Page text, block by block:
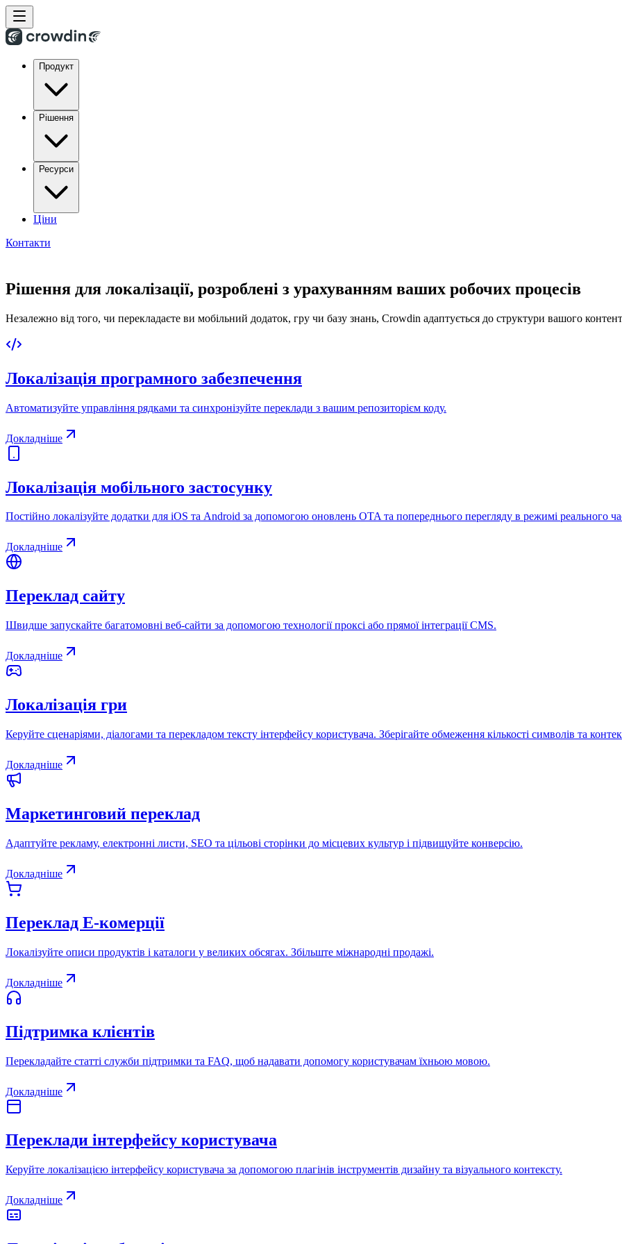
Продукт
Рішення
Ресурси
Ціни
Контакти
Рішення для локалізації, розроблені з урахуванням ваших робочих процесів
Незалежно від того, чи перекладаєте ви мобільний додаток, гру чи базу знань, Crowdin адаптується до структури вашого
Локалізація програмного забезпечення
Автоматизуйте управління рядками та синхронізуйте переклади з вашим репозиторієм коду.
Докладніше
Локалізація мобільного застосунку
Постійно локалізуйте додатки для iOS та Android за допомогою оновлень OTA та попереднього перегляду в режимі реального
Докладніше
Переклад сайту
Швидше запускайте багатомовні веб-сайти за допомогою технології проксі або прямої інтеграції CMS.
Докладніше
Локалізація гри
Керуйте сценаріями, діалогами та перекладом тексту інтерфейсу користувача. Зберігайте обмеження кількості символів та
Докладніше
Маркетинговий переклад
Адаптуйте рекламу, електронні листи, SEO та цільові сторінки до місцевих культур і підвищуйте конверсію.
Докладніше
Переклад E-комерції
Локалізуйте описи продуктів і каталоги у великих обсягах. Збільште міжнародні продажі.
Докладніше
Підтримка клієнтів
Перекладайте статті служби підтримки та FAQ, щоб надавати допомогу користувачам їхньою мовою.
Докладніше
Переклади інтерфейсу користувача
Керуйте локалізацією інтерфейсу користувача за допомогою плагінів інструментів дизайну та візуального контексту.
Докладніше